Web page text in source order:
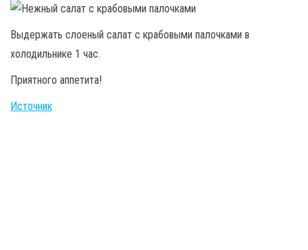
Выдержать слоеный салат с крабовыми палочками в
холодильнике 1 час.
Приятного аппетита!
Источник